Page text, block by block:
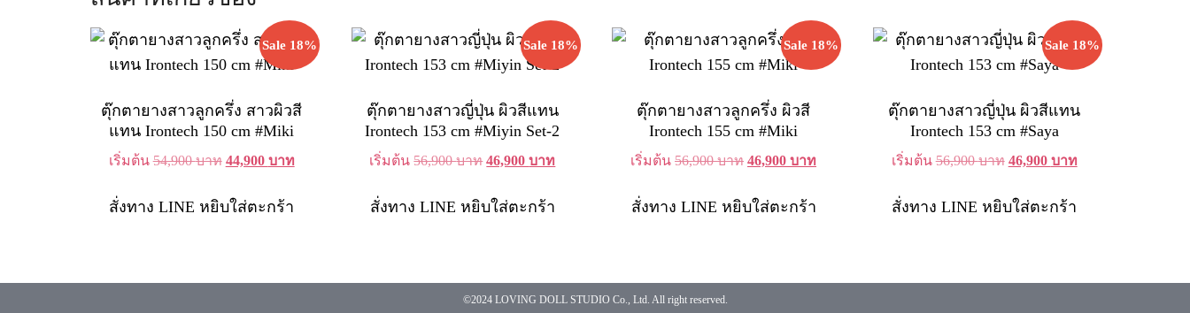
Sale 18%
ตุ๊กตายางสาวลูกครึ่ง สาวผิวสี
แทน Irontech 150 cm #Miki
เริ่มต้น54,900บาท Original
was:
44,900 บาทCurrent
สั่งทาง LINE หยิบใส่ตะกร้า
Sale 18%
ตุ๊กตายางสาวญี่ปุ่น ผิวสีแทน
Irontech 153 cm #Miyin Set-2
เริ่มต้น56,900บาท Original
was:
46,900บาทCurrent
สั่งทาง LINE หยิบใส่ตะกร้า
Sale 18%
ตุ๊กตายางสาวลูกครึ่ง ผิวสี
Irontech 155 cm #Miki
เริ่มต้น56,900บาท Original
was:
46,900บาทCurrent
สั่งทาง LINE หยิบใส่ตะกร้า
Sale 18%
ตุ๊กตายางสาวญี่ปุ่น ผิวสีแทน
Irontech 153 cm #Saya
เริ่มต้น56,900บาท Original
was:
46,900 บาทCurrent
สั่งทาง LINE หยิบใส่ตะกร้า
©2024 LOVING DOLL STUDIO Co., Ltd. All right reserved.